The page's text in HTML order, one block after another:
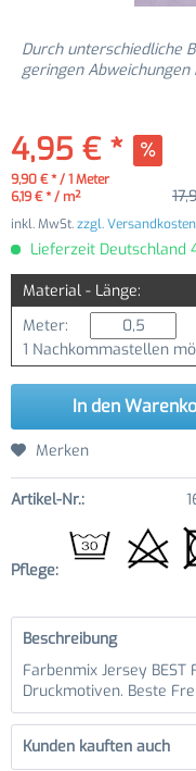
Durch unterschiedliche
geringen
4,95 € *
9,90 € * / 1 Meter
6,19 € * / m²
inkl. MwSt.zzgl. Versandkosten
Lieferzeit Deutschland
Material - Länge:
Meter:
1 Nachkommastellen
In den
Merken
Artikel-Nr.:
Pflege:
Beschreibung
Farbenmix Jersey BEST
Druckmotiven. Beste
Kunden kauften auch